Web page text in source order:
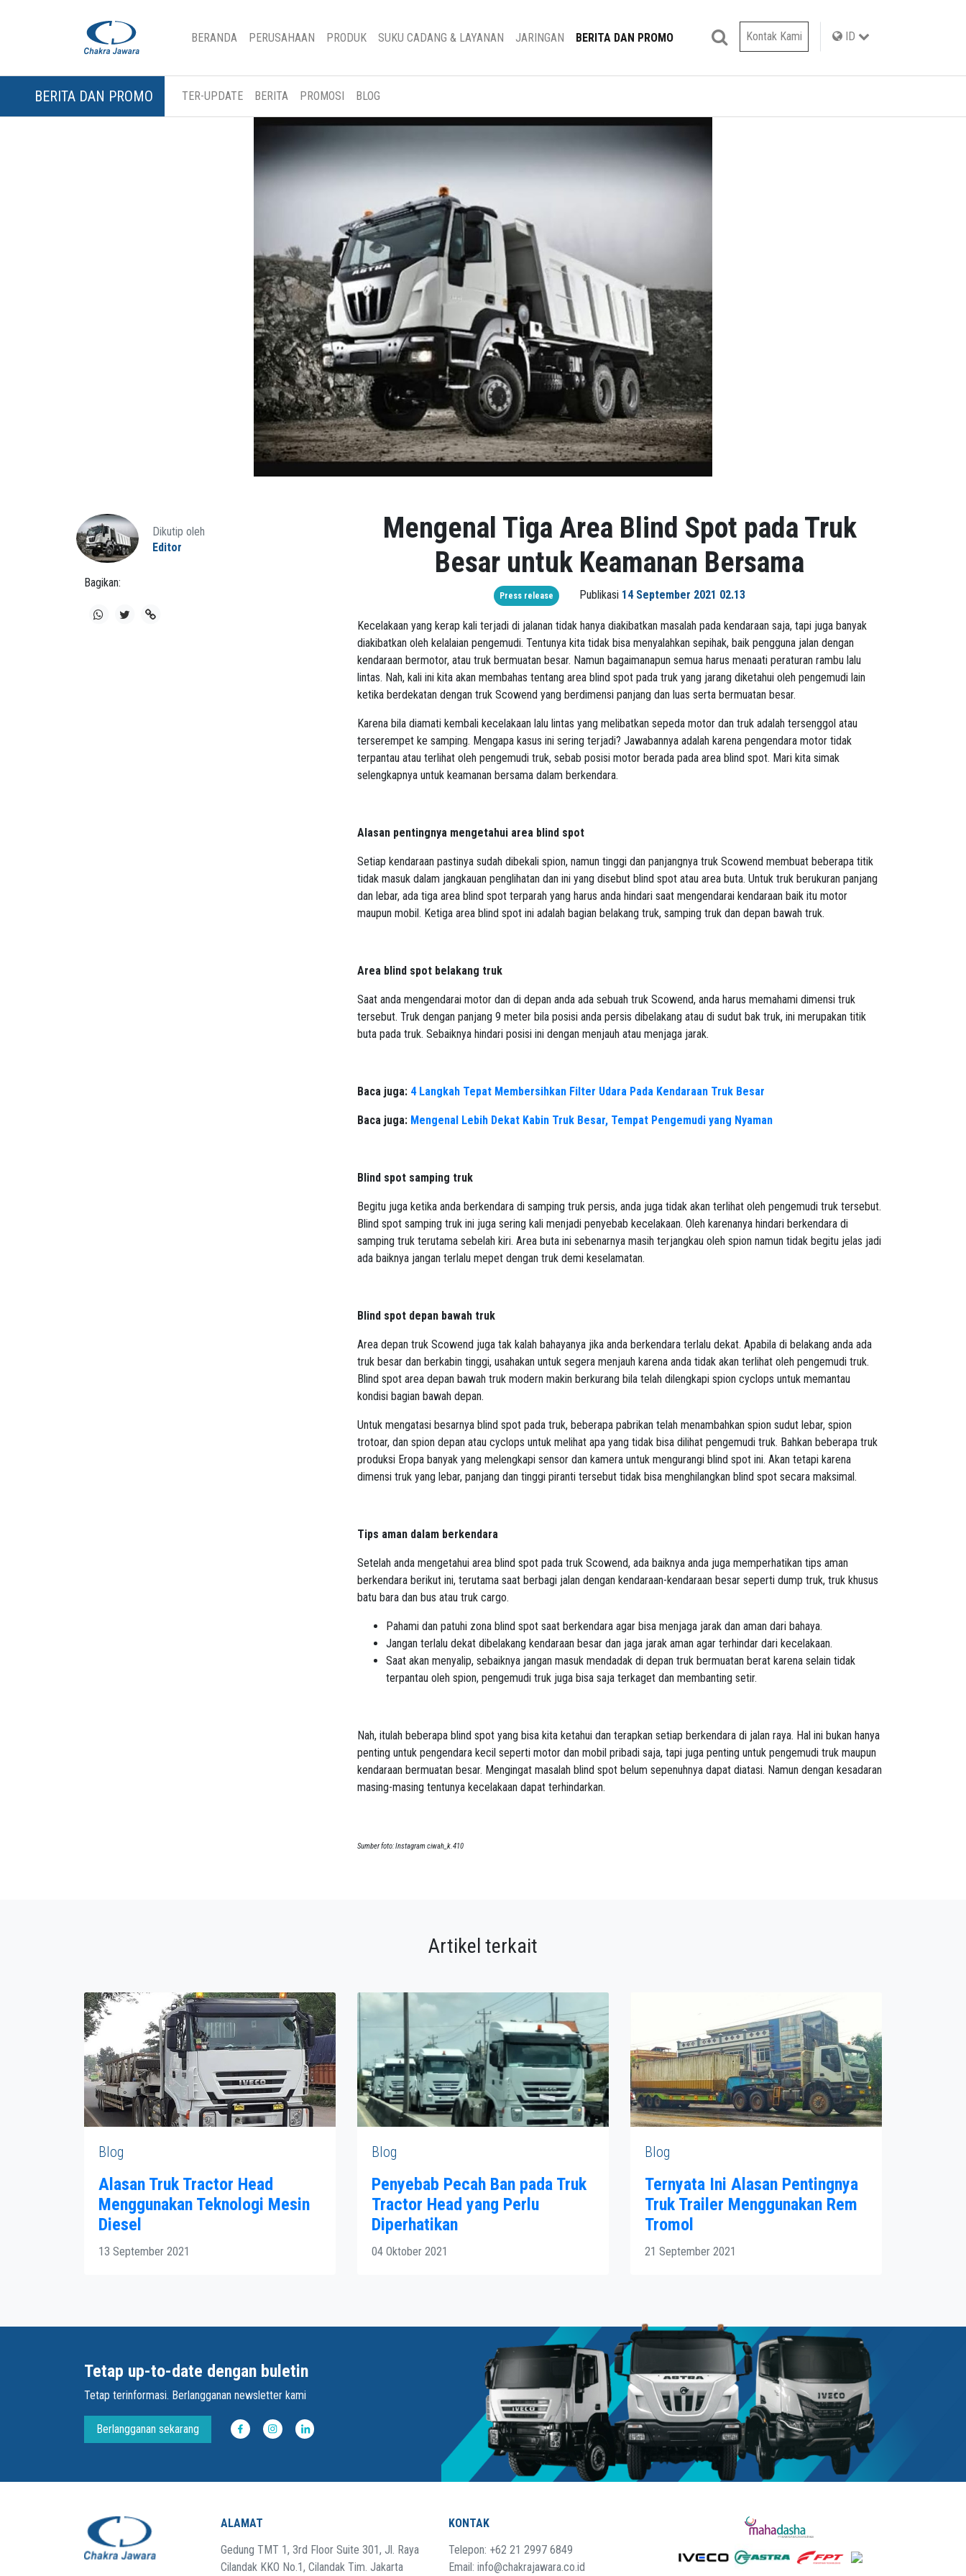
BERANDA (CURRENT)
PERUSAHAAN PRODUK SUKU CADANG & LAYANAN JARINGAN BERITA DAN PROMO Kontak Kami ID
BERITA DAN PROMO TER-UPDATE BERITA PROMOSI BLOG
Dikutip oleh
Editor
Bagikan:
Mengenal Tiga Area Blind Spot pada Truk
Besar untuk Keamanan Bersama
Press release Publikasi 14 September 2021 02.13
Kecelakaan yang kerap kali terjadi di jalanan tidak hanya diakibatkan masalah pada kendaraan saja, tapi juga banyak
diakibatkan oleh kelalaian pengemudi. Tentunya kita tidak bisa menyalahkan sepihak, baik pengguna jalan dengan
kendaraan bermotor, atau truk bermuatan besar. Namun bagaimanapun semua harus menaati peraturan rambu lalu
lintas. Nah, kali ini kita akan membahas tentang area blind spot pada truk yang jarang diketahui oleh pengemudi lain
ketika berdekatan dengan truk Scowend yang berdimensi panjang dan luas serta bermuatan besar.
Karena bila diamati kembali kecelakaan lalu lintas yang melibatkan sepeda motor dan truk adalah tersenggol atau
terserempet ke samping. Mengapa kasus ini sering terjadi? Jawabannya adalah karena pengendara motor tidak
terpantau atau terlihat oleh pengemudi truk, sebab posisi motor berada pada area blind spot. Mari kita simak
selengkapnya untuk keamanan bersama dalam berkendara.
Alasan pentingnya mengetahui area blind spot
Setiap kendaraan pastinya sudah dibekali spion, namun tinggi dan panjangnya truk Scowend membuat beberapa titik
tidak masuk dalam jangkauan penglihatan dan ini yang disebut blind spot atau area buta. Untuk truk berukuran panjang
dan lebar, ada tiga area blind spot terparah yang harus anda hindari saat mengendarai kendaraan baik itu motor
maupun mobil. Ketiga area blind spot ini adalah bagian belakang truk, samping truk dan depan bawah truk.
Area blind spot belakang truk
Saat anda mengendarai motor dan di depan anda ada sebuah truk Scowend, anda harus memahami dimensi truk
tersebut. Truk dengan panjang 9 meter bila posisi anda persis dibelakang atau di sudut bak truk, ini merupakan titik
buta pada truk. Sebaiknya hindari posisi ini dengan menjauh atau menjaga jarak.
Baca juga: 4 Langkah Tepat Membersihkan Filter Udara Pada Kendaraan Truk Besar
Baca juga: Mengenal Lebih Dekat Kabin Truk Besar, Tempat Pengemudi yang Nyaman
Blind spot samping truk
Begitu juga ketika anda berkendara di samping truk persis, anda juga tidak akan terlihat oleh pengemudi truk tersebut.
Blind spot samping truk ini juga sering kali menjadi penyebab kecelakaan. Oleh karenanya hindari berkendara di
samping truk terutama sebelah kiri. Area buta ini sebenarnya masih terjangkau oleh spion namun tidak begitu jelas jadi
ada baiknya jangan terlalu mepet dengan truk demi keselamatan.
Blind spot depan bawah truk
Area depan truk Scowend juga tak kalah bahayanya jika anda berkendara terlalu dekat. Apabila di belakang anda ada
truk besar dan berkabin tinggi, usahakan untuk segera menjauh karena anda tidak akan terlihat oleh pengemudi truk.
Blind spot area depan bawah truk modern makin berkurang bila telah dilengkapi spion cyclops untuk memantau
kondisi bagian bawah depan.
Untuk mengatasi besarnya blind spot pada truk, beberapa pabrikan telah menambahkan spion sudut lebar, spion
trotoar, dan spion depan atau cyclops untuk melihat apa yang tidak bisa dilihat pengemudi truk. Bahkan beberapa truk
produksi Eropa banyak yang melengkapi sensor dan kamera untuk mengurangi blind spot ini. Akan tetapi karena
dimensi truk yang lebar, panjang dan tinggi piranti tersebut tidak bisa menghilangkan blind spot secara maksimal.
Tips aman dalam berkendara
Setelah anda mengetahui area blind spot pada truk Scowend, ada baiknya anda juga memperhatikan tips aman
berkendara berikut ini, terutama saat berbagi jalan dengan kendaraan-kendaraan besar seperti dump truk, truk khusus
batu bara dan bus atau truk cargo.
Pahami dan patuhi zona blind spot saat berkendara agar bisa menjaga jarak dan aman dari bahaya.
Jangan terlalu dekat dibelakang kendaraan besar dan jaga jarak aman agar terhindar dari kecelakaan.
Saat akan menyalip, sebaiknya jangan masuk mendadak di depan truk bermuatan berat karena selain tidak
terpantau oleh spion, pengemudi truk juga bisa saja terkaget dan membanting setir.
Nah, itulah beberapa blind spot yang bisa kita ketahui dan terapkan setiap berkendara di jalan raya. Hal ini bukan hanya
penting untuk pengendara kecil seperti motor dan mobil pribadi saja, tapi juga penting untuk pengemudi truk maupun
kendaraan bermuatan besar. Mengingat masalah blind spot belum sepenuhnya dapat diatasi. Namun dengan kesadaran
masing-masing tentunya kecelakaan dapat terhindarkan.
Sumber foto: Instagram ciwah_k.410
Artikel terkait
Blog
Alasan Truk Tractor Head
Menggunakan Teknologi Mesin
Diesel
13 September 2021
Blog
Penyebab Pecah Ban pada Truk
Tractor Head yang Perlu
Diperhatikan
04 Oktober 2021
Blog
Ternyata Ini Alasan Pentingnya
Truk Trailer Menggunakan Rem
Tromol
21 September 2021
Tetap up-to-date dengan buletin
Tetap terinformasi. Berlangganan newsletter kami
Berlangganan sekarang
ALAMAT
Gedung TMT 1, 3rd Floor Suite 301, Jl. Raya
Cilandak KKO No.1, Cilandak Tim. Jakarta
KONTAK
Telepon: +62 21 2997 6849
Email: info@chakrajawara.co.id